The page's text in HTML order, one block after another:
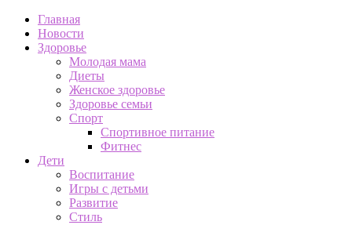
Главная
Новости
Здоровье
Молодая мама
Диеты
Женское здоровье
Здоровье семьи
Спорт
Спортивное питание
Фитнес
Дети
Воспитание
Игры с детьми
Развитие
Стиль